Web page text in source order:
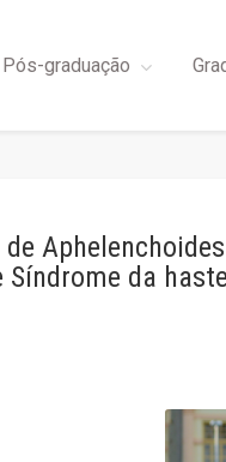
Pós-graduação
da